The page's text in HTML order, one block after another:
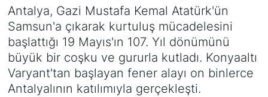
Antalya, Gazi Mustafa Kemal Atatürk'ün
Samsun'a çıkarak kurtuluş mücadelesini
başlattığı 19 Mayıs'ın 107. Yıl dönümünü
büyük bir coşku ve gururla kutladı. Konyaaltı
Varyant'tan başlayan fener alayı on binlerce
Antalyalının katılımıyla gerçekleşti.
KÜLTÜR - SANAT
MAGAZİN
SAĞLIK
Tüm Manşetler
Son Dakika Haberleri
Haber Arşivi